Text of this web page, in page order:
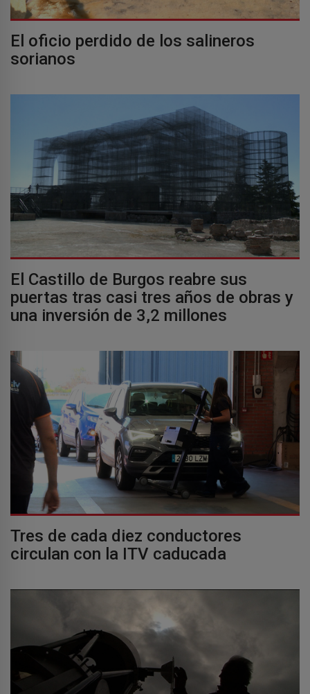
El oficio perdido de los salineros
sorianos
El Castillo de Burgos reabre sus
puertas tras casi tres años de obras y
una inversión de 3,2 millones
Tres de cada diez conductores
circulan con la ITV caducada